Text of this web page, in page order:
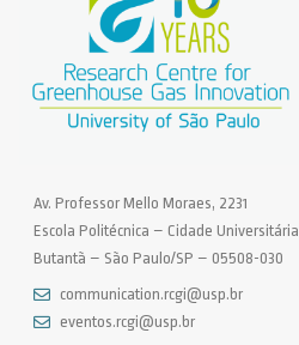
Av. Professor Mello Moraes, 2231
Escola Politécnica – Cidade Universitária
Butantã – São Paulo/SP – 05508-030
communication.rcgi@usp.br
eventos.rcgi@usp.br